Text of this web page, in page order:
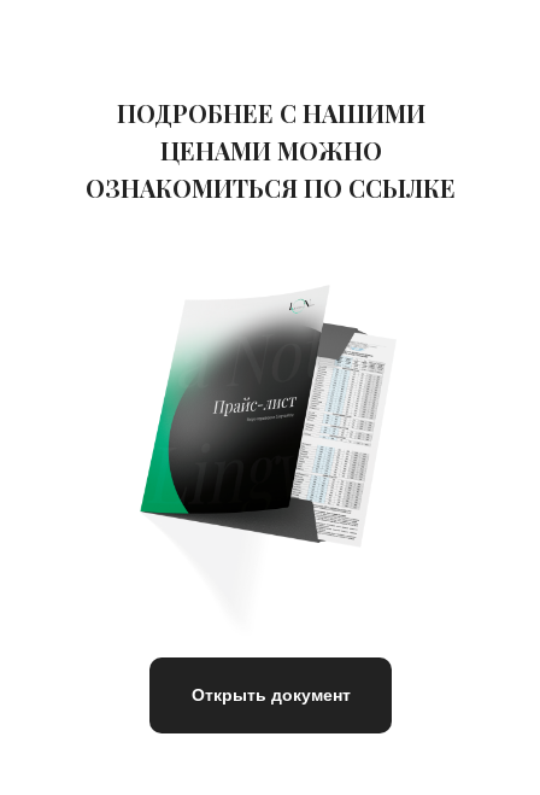
Хинди 970 ₽
Чешский
Шведский
ПОДРОБНЕЕ С НАШИМИ
ЦЕНАМИ МОЖНО
ОЗНАКОМИТЬСЯ ПО ССЫЛКЕ
Открыть документ